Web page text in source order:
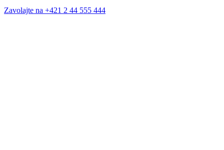
Zavolajte na +421 2 44 555 444